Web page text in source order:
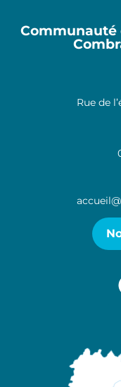
Communauté
Rue de